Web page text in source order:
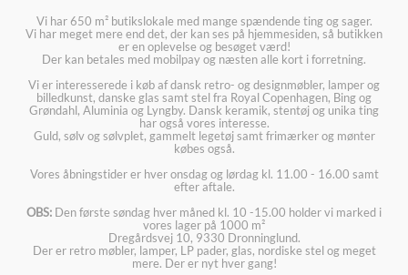
Vi har 650 m² butikslokale med mange spændende ting og sager.
Vi har meget mere end det, der kan ses på hjemmesiden, så butikken
er en oplevelse og besøget værd!
Der kan betales med mobilpay og næsten alle kort i forretning.
Vi er interesserede i køb af dansk retro- og designmøbler, lamper og
billedkunst, danske glas samt stel fra Royal Copenhagen, Bing og
Grøndahl, Aluminia og Lyngby. Dansk keramik, stentøj og unika ting
har også vores interesse.
Guld, sølv og sølvplet, gammelt legetøj samt frimærker og mønter
købes også.
Vores åbningstider er hver onsdag og lørdag kl. 11.00 - 16.00 samt
efter aftale.
OBS: Den første søndag hver måned kl. 10 -15.00 holder vi marked i
vores lager på 1000 m²
Dregårdsvej 10, 9330 Dronninglund.
Der er retro møbler, lamper, LP pader, glas, nordiske stel og meget
mere. Der er nyt hver gang!